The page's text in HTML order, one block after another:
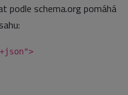
podle schema.org pomáhá